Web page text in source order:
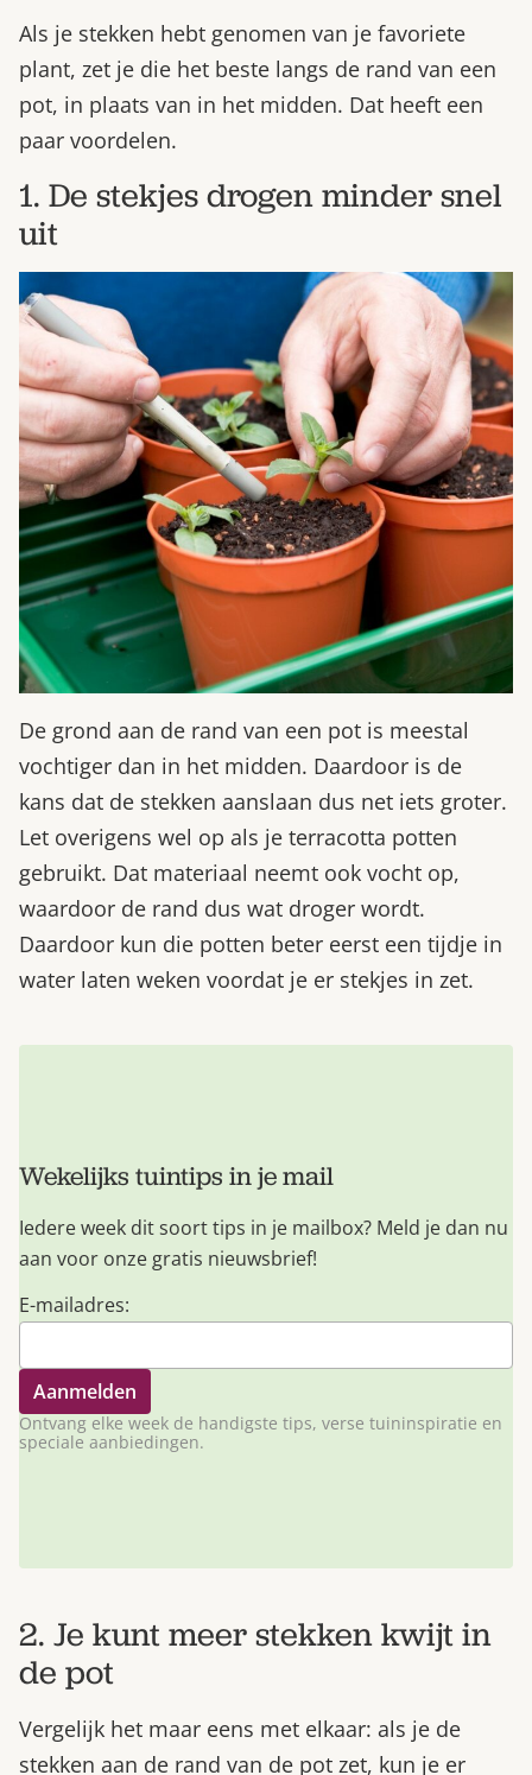
Als je stekken hebt genomen van je favoriete
plant, zet je die het beste langs de rand van een
pot, in plaats van in het midden. Dat heeft een
paar voordelen.
1. De stekjes drogen minder snel
uit
De grond aan de rand van een pot is meestal
vochtiger dan in het midden. Daardoor is de
kans dat de stekken aanslaan dus net iets groter.
Let overigens wel op als je terracotta potten
gebruikt. Dat materiaal neemt ook vocht op,
waardoor de rand dus wat droger wordt.
Daardoor kun die potten beter eerst een tijdje in
water laten weken voordat je er stekjes in zet.
Wekelijks tuintips in je mail
Iedere week dit soort tips in je mailbox? Meld je dan nu
aan voor onze gratis nieuwsbrief!
E-mailadres:
Ontvang elke week de handigste tips, verse tuininspiratie en
speciale aanbiedingen.
2. Je kunt meer stekken kwijt in
de pot
Vergelijk het maar eens met elkaar: als je de
stekken aan de rand van de pot zet, kun je er